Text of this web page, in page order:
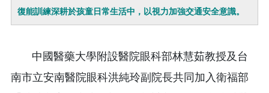
復能訓練深耕於孩童日常生活中，以視力加強交通安全意識。
中國醫藥大學附設醫院眼科部林慧茹教授及台
南市立安南醫院眼科洪純玲副院長共同加入衛福部